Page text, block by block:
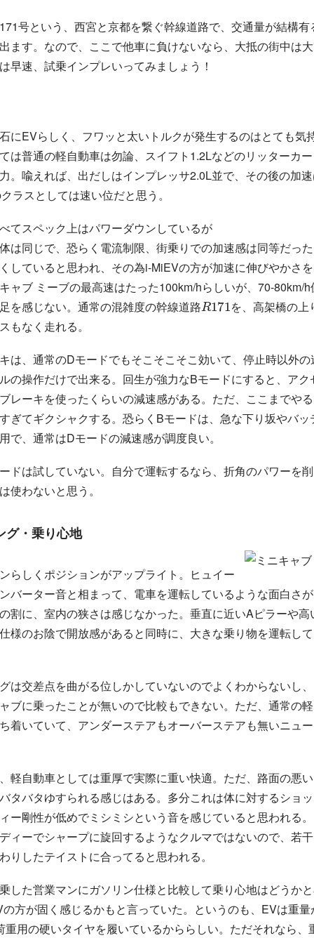
号という、西宮と京都を繋ぐ幹線道路で、交通量が結構有
ます。なので、ここで他車に負けないなら、大抵の街中は
早速、試乗インプレいってみましょう！
にEVらしく、フワッと太いトルクが発生するのはとても気
は普通の軽自動車は勿論、スイフト1.2Lなどのリッターカ
。喩えれば、出だしはインプレッサ2.0L並で、その後の加
ク ラ ス し て は 速 い
ク ラスとし ては
位だと思う。
てスペック上はパワーダウンしているが
は 同 じ で 、 恐 ら く 電流制 限
体は 同じで、恐 ら く電
、街乗りでの加速感は同等だっ
していると思われ、その為i-MiEVの方が加速に伸びやかさ
ャブ ミーブの最高速はたった100km/hらしいが、70-80km/
を感じない。通常の混雑度の幹線道路
R171
を、高架橋の上
もなく走れる。
は、通常のDモードでもそこそこそこ効いて、停止時以外
の操作だけで出来る。回生が強力なBモードにすると、アク
レーキを使ったくらいの減速感がある。ただ、ここまでや
ぎてギクシャクする。恐らくBモードは、急な下り坂やバッ
で、通常はDモードの減速感が調度良い。
ドは試していない。自分で運転するなら、折角のパワーを
使わないと思う。
グ・乗り心地
らしくポジションがアップライト。ヒュイー
バーター音と相まって、電車を運転しているような面白さ
割に、室内の狭さは感じなかった。垂直に近いAピラーや高
様 のお陰で開放感があると同時に、大きな乗り物を運転し
は交差点を曲がる位しかしていないのでよくわからないし
ブに乗ったことが無いので比較もできない。ただ、通常の
着いていて、アンダーステアもオーバーステアも無いニュ
軽自動車としては重厚で 実 際 に 重い 快適。ただ、路面の悪
タバタゆすられる感じはある。多分これは体に対するショ
ー剛性が低めでミシミシという音を感じていると思われる
ィーでシャープに旋回するようなクルマではないので、若
りしたテイストに合ってると思われる。
した営業マンにガソリン仕様と比較して乗り心地はどうか
方が固く感じるかもと言っていた。というのも、EVは重
重用の硬いタイヤを履いているかららしい。ただそれなら、